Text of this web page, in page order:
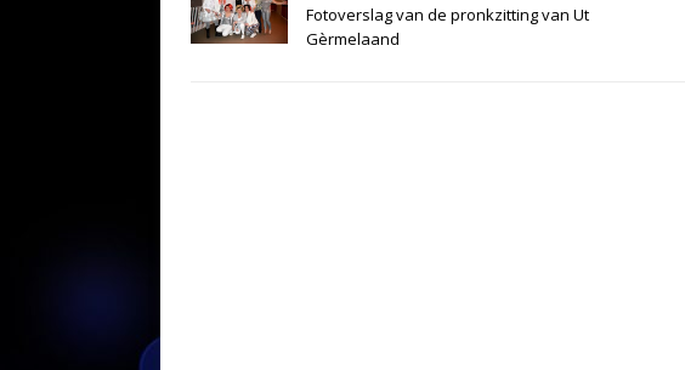
Fotoverslag van de pronkzitting van Ut
Gèrmelaand